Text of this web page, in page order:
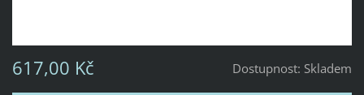
Dostupnost: Skladem
617,00 Kč